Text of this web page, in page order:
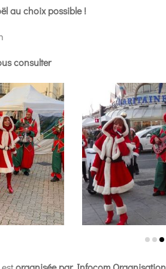
au choix possible !
consulter